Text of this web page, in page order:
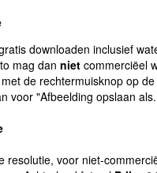
downloaden inclusief
mag dan niet commerciëel
de rechtermuisknop op
voor "Afbeelding opslaan
resolutie, voor niet-